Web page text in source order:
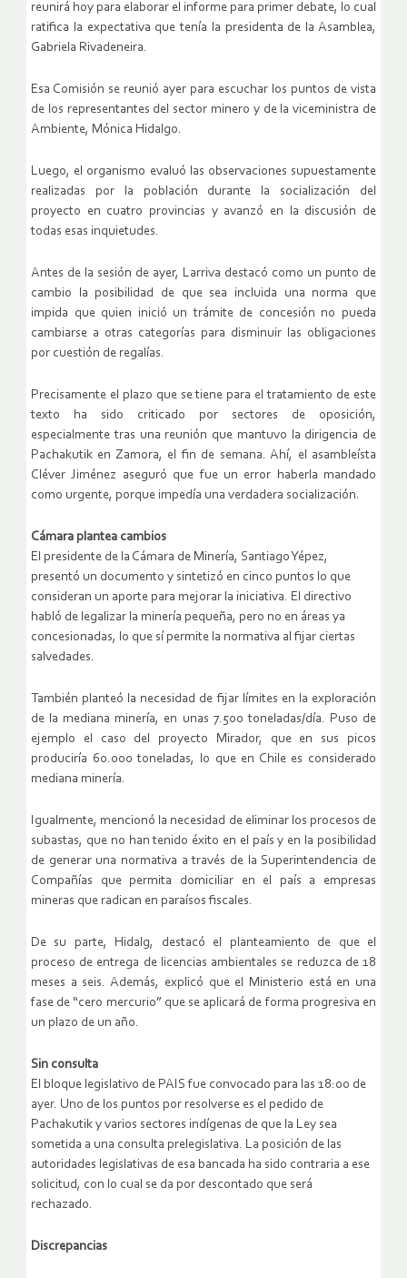
reunirá hoy para elaborar el informe para primer debate, lo cual
ratifica la expectativa que tenía la presidenta de la Asamblea,
Gabriela Rivadeneira.
Esa Comisión se reunió ayer para escuchar los puntos de vista
de los representantes del sector minero y de la viceministra de
Ambiente, Mónica Hidalgo.
Luego, el organismo evaluó las observaciones supuestamente
realizadas por la población durante la socialización del
proyecto en cuatro provincias y avanzó en la discusión de
todas esas inquietudes.
Antes de la sesión de ayer, Larriva destacó como un punto de
cambio la posibilidad de que sea incluida una norma que
impida que quien inició un trámite de concesión no pueda
cambiarse a otras categorías para disminuir las obligaciones
por cuestión de regalías.
Precisamente el plazo que se tiene para el tratamiento de este
texto ha sido criticado por sectores de oposición,
especialmente tras una reunión que mantuvo la dirigencia de
Pachakutik en Zamora, el fin de semana. Ahí, el asambleísta
Cléver Jiménez aseguró que fue un error haberla mandado
como urgente, porque impedía una verdadera socialización.
Cámara plantea cambios
El presidente de la Cámara de Minería, Santiago Yépez,
presentó un documento y sintetizó en cinco puntos lo que
consideran un aporte para mejorar la iniciativa. El directivo
habló de legalizar la minería pequeña, pero no en áreas ya
concesionadas, lo que sí permite la normativa al fijar ciertas
salvedades.
También planteó la necesidad de fijar límites en la exploración
de la mediana minería, en unas 7.500 toneladas/día. Puso de
ejemplo el caso del proyecto Mirador, que en sus picos
produciría 60.000 toneladas, lo que en Chile es considerado
mediana minería.
Igualmente, mencionó la necesidad de eliminar los procesos de
subastas, que no han tenido éxito en el país y en la posibilidad
de generar una normativa a través de la Superintendencia de
Compañías que permita domiciliar en el país a empresas
mineras que radican en paraísos fiscales.
De su parte, Hidalg, destacó el planteamiento de que el
proceso de entrega de licencias ambientales se reduzca de 18
meses a seis. Además, explicó que el Ministerio está en una
fase de “cero mercurio” que se aplicará de forma progresiva en
un plazo de un año.
Sin consulta
El bloque legislativo de PAIS fue convocado para las 18:00 de
ayer. Uno de los puntos por resolverse es el pedido de
Pachakutik y varios sectores indígenas de que la Ley sea
sometida a una consulta prelegislativa. La posición de las
autoridades legislativas de esa bancada ha sido contraria a ese
solicitud, con lo cual se da por descontado que será
rechazado.
Discrepancias